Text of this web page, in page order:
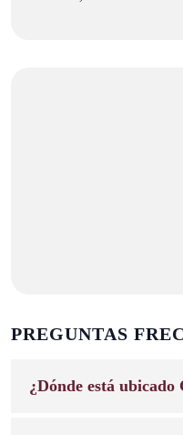
PREGUNTAS
¿Dónde está